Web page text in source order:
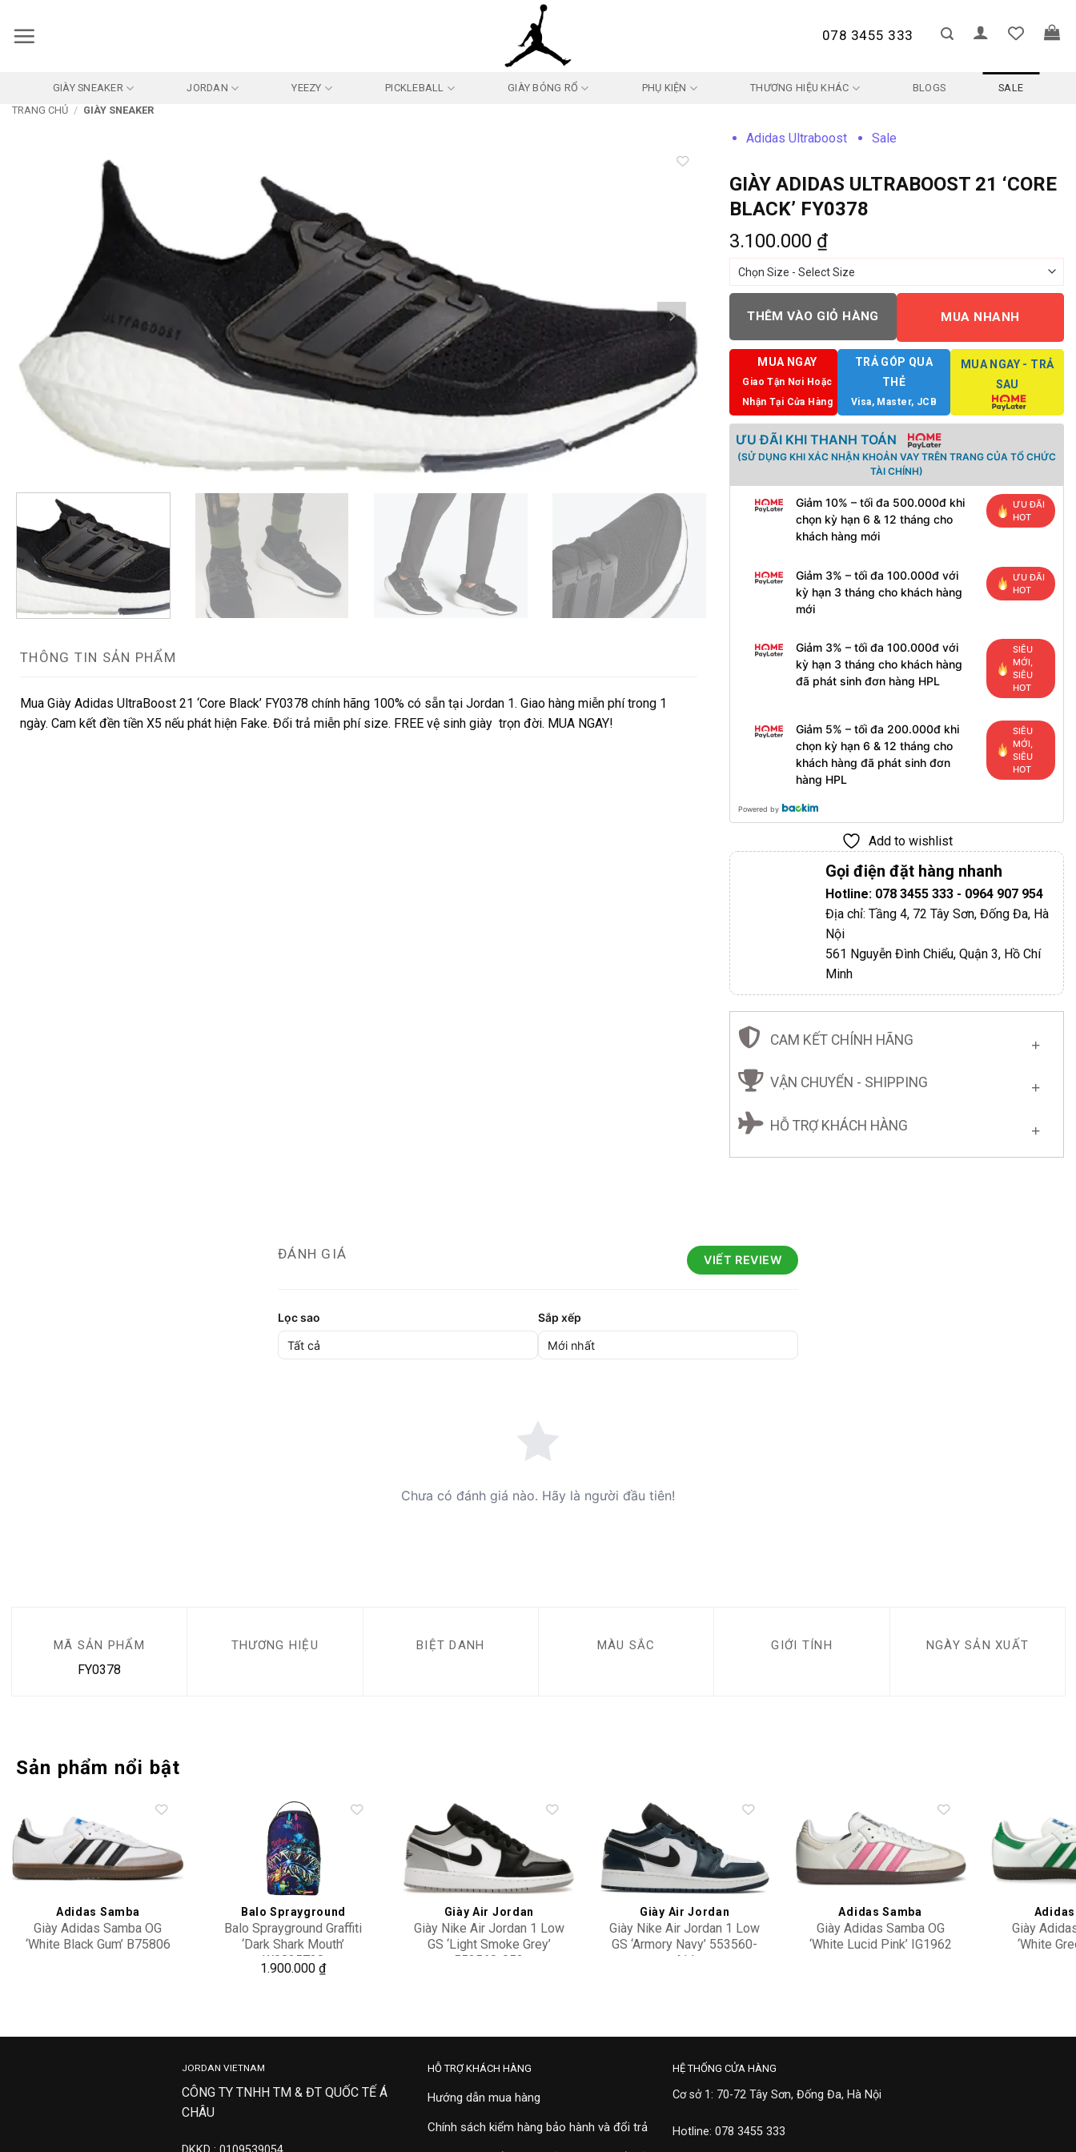
qua
078 3455 333
GIÀY SNEAKER JORDAN YEEZY PICKLEBALL GIÀY BÓNG RỔ PHỤ KIỆN THƯƠNG HIỆU KHÁC BLOGS
SALE
TRANG CHỦ / GIÀY SNEAKER
THÔNG TIN SẢN PHẨM
Mua Giày Adidas UltraBoost 21 ‘Core Black’ FY0378 chính hãng 100% có sẵn tại Jordan 1. Giao hàng miễn phí trong 1
ngày. Cam kết đền tiền X5 nếu phát hiện Fake. Đổi trả miễn phí size. FREE vệ sinh giày trọn đời. MUA NGAY!
Adidas Ultraboost Sale
GIÀY ADIDAS ULTRABOOST 21 ‘CORE
BLACK’ FY0378
3.100.000 ₫
THÊM VÀO GIỎ HÀNG MUA NHANH
MUA NGAY
Giao Tận Nơi Hoặc
Nhận Tại Cửa Hàng
TRẢ GÓP QUA
THẺ
Visa, Master, JCB
MUA NGAY - TRẢ
SAU
ƯU ĐÃI KHI THANH TOÁN
(SỬ DỤNG KHI XÁC NHẬN KHOẢN VAY TRÊN TRANG CỦA TỔ CHỨC
TÀI CHÍNH)
Giảm 10% – tối đa 500.000đ khi
chọn kỳ hạn 6 & 12 tháng cho
khách hàng mới
ƯU ĐÃI
HOT
Giảm 3% – tối đa 100.000đ với
kỳ hạn 3 tháng cho khách hàng
mới
ƯU ĐÃI
HOT
Giảm 3% – tối đa 100.000đ với
kỳ hạn 3 tháng cho khách hàng
đã phát sinh đơn hàng HPL
SIÊU
MỚI,
SIÊU
HOT
Giảm 5% – tối đa 200.000đ khi
chọn kỳ hạn 6 & 12 tháng cho
khách hàng đã phát sinh đơn
hàng HPL
SIÊU
MỚI,
SIÊU
HOT
Powered by
Add to wishlist
Gọi điện đặt hàng nhanh
Hotline: 078 3455 333 - 0964 907 954
Địa chỉ: Tầng 4, 72 Tây Sơn, Đống Đa, Hà
Nội
561 Nguyễn Đình Chiểu, Quận 3, Hồ Chí
Minh
CAM KẾT CHÍNH HÃNG
VẬN CHUYỂN - SHIPPING
HỖ TRỢ KHÁCH HÀNG
ĐÁNH GIÁ VIẾT REVIEW
Lọc sao Sắp xếp
Chưa có đánh giá nào. Hãy là người đầu tiên!
MÃ SẢN PHẨM
FY0378
THƯƠNG HIỆU BIỆT DANH MÀU SẮC GIỚI TÍNH NGÀY SẢN XUẤT
Sản phẩm nổi bật
Add to
wishlist
Adidas Samba
Giày Adidas Samba OG
‘White Black Gum’ B75806
Balo Sprayground
Balo Sprayground Graffiti
‘Dark Shark Mouth’
W0835728
1.900.000₫
Add to
wishlist
Giày Air Jordan
Giày Nike Air Jordan 1 Low
GS ‘Light Smoke Grey’
553560-052
Add to
wishlist
Giày Air Jordan
Giày Nike Air Jordan 1 Low
GS ‘Armory Navy’ 553560-
411
Add to
wishlist
Adidas Samba
Giày Adidas Samba OG
‘White Lucid Pink’ IG1962
Giày
‘White
JORDAN VIETNAM
CÔNG TY TNHH TM & ĐT QUỐC TẾ Á
CHÂU
HỖ TRỢ KHÁCH HÀNG
Hướng dẫn mua hàng
Chính sách kiểm hàng bảo hành và đổi trả
HỆ THỐNG CỬA HÀNG
Cơ sở 1: 70-72 Tây Sơn, Đống Đa, Hà Nội
Hotline: 078 3455 333